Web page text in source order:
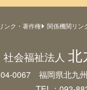
ンク・著作権 関係機関リン
社会福祉法人 北
0067 福岡県北九